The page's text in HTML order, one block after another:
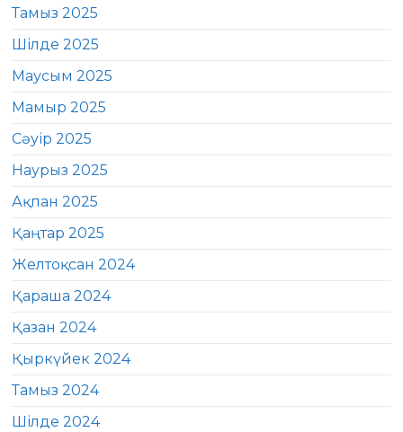
Тамыз 2025
Шілде 2025
Маусым 2025
Мамыр 2025
Сәуір 2025
Наурыз 2025
Ақпан 2025
Қаңтар 2025
Желтоқсан 2024
Қараша 2024
Қазан 2024
Қыркүйек 2024
Тамыз 2024
Шілде 2024